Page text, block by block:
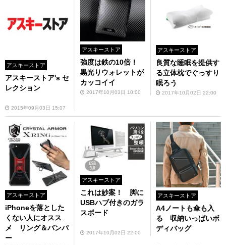
アスキーストア
アスキーストア's セ
レクション
2015年09月03日 15:07
アスキーストア
強度は鉄の10倍！
黒光りウォレットが
カッコイイ
2017年10月03日 10:00
アスキーストア
良質な睡眠を提供す
る立体枕でぐっすり
眠ろう
2017年10月02日 22:00
アスキーストア
iPhoneを落とした
くない人にオスス
メ リング＆バンパ
ー
アスキーストア
これは妙案！ 脚に
USBハブ付きのガラ
スボード
2017年10月02日 22:00
アスキーストア
A4ノートも傘も入
る 収納いっぱいボ
ディバッグ